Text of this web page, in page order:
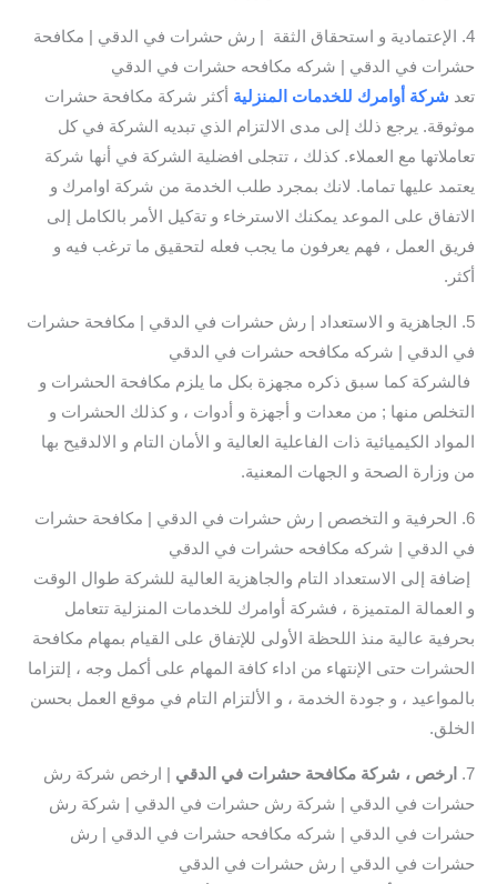
4. الإعتمادية و استحقاق الثقة | رش حشرات في الدقي | مكافحة
حشرات في الدقي | شركه مكافحه حشرات في الدقي
تعد شركة أوامرك للخدمات المنزلية أكثر شركة مكافحة حشرات
موثوقة. يرجع ذلك إلى مدى الالتزام الذي تبديه الشركة في كل
تعاملاتها مع العملاء. كذلك ، تتجلى افضلية الشركة في أنها شركة
يعتمد عليها تماما. لانك بمجرد طلب الخدمة من شركة اوامرك و
الاتفاق على الموعد يمكنك الاسترخاء و تةكيل الأمر بالكامل إلى
فريق العمل ، فهم يعرفون ما يجب فعله لتحقيق ما ترغب فيه و
أكثر.
5. الجاهزية و الاستعداد | رش حشرات في الدقي | مكافحة حشرات
في الدقي | شركه مكافحه حشرات في الدقي
فالشركة كما سبق ذكره مجهزة بكل ما يلزم مكافحة الحشرات و
التخلص منها ; من معدات و أجهزة و أدوات ، و كذلك الحشرات و
المواد الكيميائية ذات الفاعلية العالية و الأمان التام و الالدقيح بها
من وزارة الصحة و الجهات المعنية.
6. الحرفية و التخصص | رش حشرات في الدقي | مكافحة حشرات
في الدقي | شركه مكافحه حشرات في الدقي
إضافة إلى الاستعداد التام والجاهزية العالية للشركة طوال الوقت
و العمالة المتميزة ، فشركة أوامرك للخدمات المنزلية تتعامل
بحرفية عالية منذ اللحظة الأولى للإتفاق على القيام بمهام مكافحة
الحشرات حتى الإنتهاء من اداء كافة المهام على أكمل وجه ، إلتزاما
بالمواعيد ، و جودة الخدمة ، و الألتزام التام في موقع العمل بحسن
الخلق.
7. ارخص ، شركة مكافحة حشرات في الدقي | ارخص شركة رش
حشرات في الدقي | شركة رش حشرات في الدقي | شركة رش
حشرات في الدقي | شركه مكافحه حشرات في الدقي | رش
حشرات في الدقي | رش حشرات في الدقي